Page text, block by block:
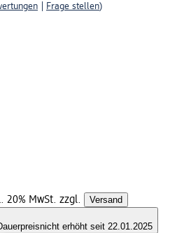
Frage stellen)
20% MwSt. zzgl. Versand
nicht erhöht seit 22.01.2025